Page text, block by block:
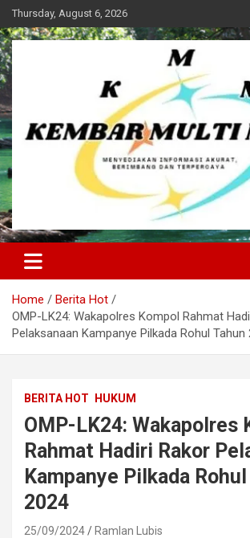
Skip
to
content
Thursday, August 6, 2026
Kembar Multi Media
Home
Berita Hot
OMP-LK24: Wakapolres Kompol Rahmat
Pelaksanaan Kampanye Pilkada Rohul Tahun
BERITA HOT HUKUM
OMP-LK24: Wakapolres
Rahmat Hadiri Rakor
Kampanye Pilkada
2024
25/09/2024 Ramlan Lubis